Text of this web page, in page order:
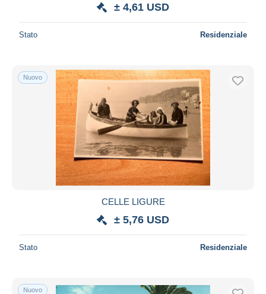
± 4,61 USD
Stato Residenziale
Nuovo
CELLE LIGURE
± 5,76 USD
Stato Residenziale
Nuovo